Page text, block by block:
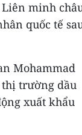
minh
quốc tế
Mohammad
trường dầu
xuất khẩu